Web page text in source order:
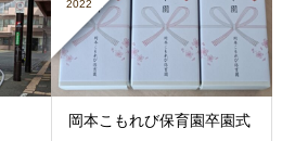
2022
岡本こもれび保育園卒園式